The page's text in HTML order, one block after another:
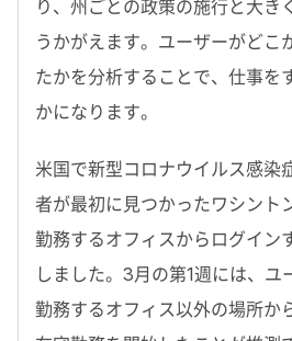
り、州ごとの政策の施行と大き
うかがえます。ユーザーがどこ
たかを分析することで、仕事を
かになります。
米国で新型コロナウイルス感染
者が最初に見つかったワシント
勤務するオフィスからログイン
しました。3月の第1週には、
勤務するオフィス以外の場所か